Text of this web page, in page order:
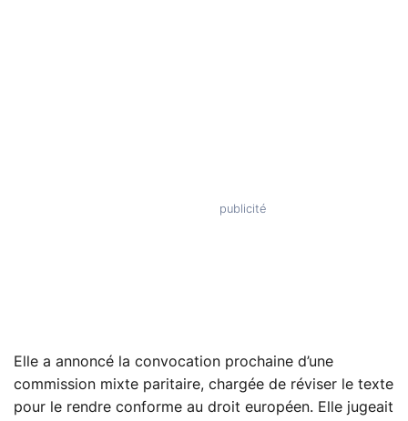
Elle a annoncé la convocation prochaine d’une
commission mixte paritaire, chargée de réviser le texte
pour le rendre conforme au droit européen. Elle jugeait